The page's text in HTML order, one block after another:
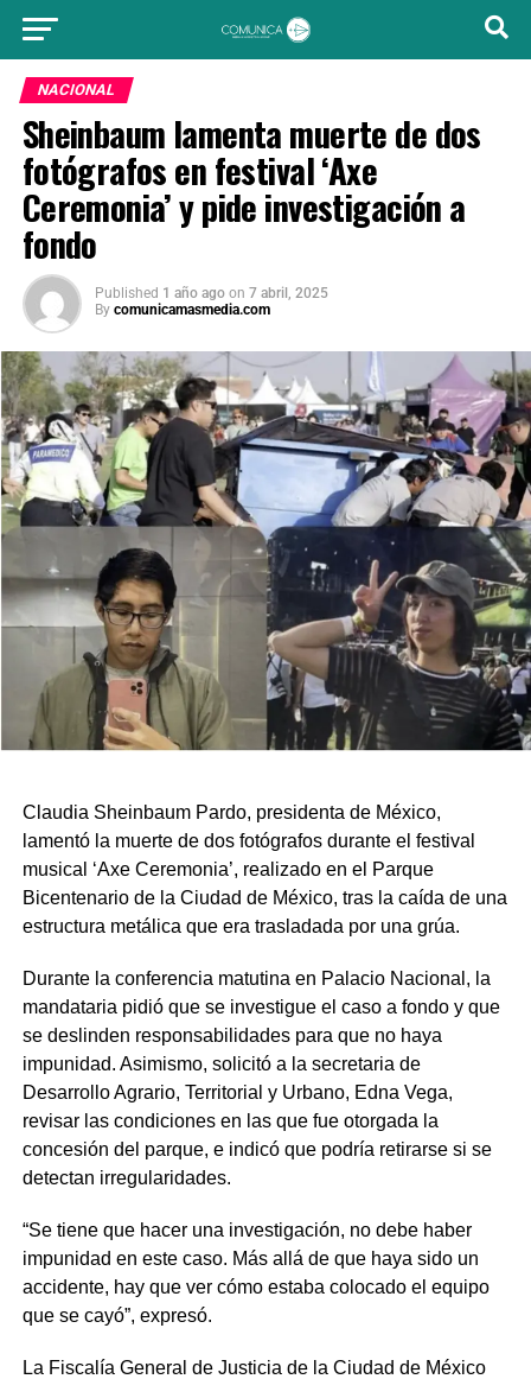
NACIONAL
Sheinbaum lamenta muerte de dos
fotógrafos en festival ‘Axe
Ceremonia’ y pide investigación a
fondo
Published 1 año ago on 7 abril, 2025
By comunicamasmedia.com
Claudia Sheinbaum Pardo, presidenta de México,
lamentó la muerte de dos fotógrafos durante el festival
musical ‘Axe Ceremonia’, realizado en el Parque
Bicentenario de la Ciudad de México, tras la caída de una
estructura metálica que era trasladada por una grúa.
Durante la conferencia matutina en Palacio Nacional, la
mandataria pidió que se investigue el caso a fondo y que
se deslinden responsabilidades para que no haya
impunidad. Asimismo, solicitó a la secretaria de
Desarrollo Agrario, Territorial y Urbano, Edna Vega,
revisar las condiciones en las que fue otorgada la
concesión del parque, e indicó que podría retirarse si se
detectan irregularidades.
“Se tiene que hacer una investigación, no debe haber
impunidad en este caso. Más allá de que haya sido un
accidente, hay que ver cómo estaba colocado el equipo
que se cayó”, expresó.
La Fiscalía General de Justicia de la Ciudad de México